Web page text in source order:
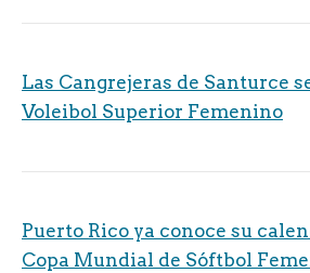
Las Cangrejeras de Santurce
Voleibol Superior Femenino
Puerto Rico ya conoce su
Copa Mundial de Sóftbol